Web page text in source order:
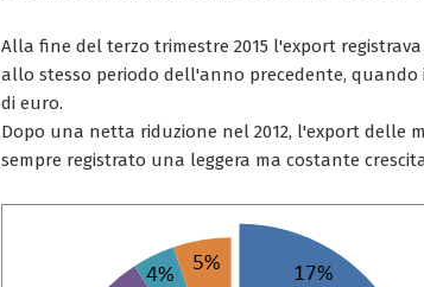
Alla fine del terzo trimestre 2015 l'export
allo stesso periodo dell'anno precedente, quando
di euro.
Dopo una netta riduzione nel 2012, l'export delle
sempre registrato una leggera ma costante